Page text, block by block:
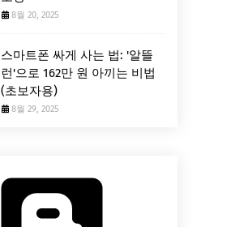
8월 20, 2025
스마트폰 싸게 사는 법: '알뜰
런'으로 162만 원 아끼는 비법
(초보자용)
8월 29, 2025